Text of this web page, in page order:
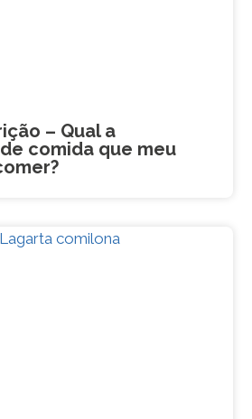
– Qual a
comida que meu